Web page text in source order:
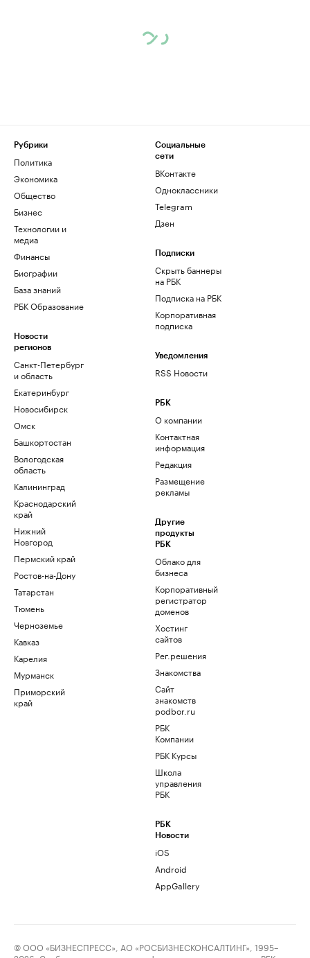
Рубрики
Политика
Экономика
Общество
Бизнес
Технологии и
медиа
Финансы
Биографии
База знаний
РБК Образование
Новости
регионов
Санкт-Петербург
и область
Екатеринбург
Новосибирск
Омск
Башкортостан
Вологодская
область
Калининград
Краснодарский
край
Нижний
Новгород
Пермский край
Ростов-на-Дону
Татарстан
Тюмень
Черноземье
Кавказ
Карелия
Мурманск
Приморский
край
Социальные
сети
ВКонтакте
Одноклассники
Telegram
Дзен
Подписки
Скрыть баннеры
на РБК
Подписка на РБК
Корпоративная
подписка
Уведомления
RSS Новости
РБК
О компании
Контактная
информация
Редакция
Размещение
рекламы
Другие
продукты
РБК
Облако для
бизнеса
Корпоративный
регистратор
доменов
Хостинг
сайтов
Рег.решения
Знакомства
Сайт
знакомств
podbor.ru
РБК
Компании
РБК Курсы
Школа
управления
РБК
РБК
Новости
iOS
Android
AppGallery
© ООО «БИЗНЕСПРЕСС», АО «РОСБИЗНЕСКОНСАЛТИНГ», 1995–